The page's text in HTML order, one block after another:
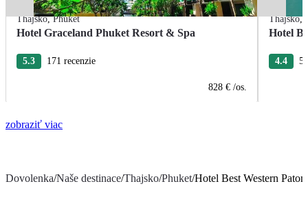
Thajsko,Phuket
Hotel Graceland Phuket Resort & Spa
5.3 171 recenzie
828 € /os.
Thajsko,
Hotel
4.4 5
zobraziť viac
Dovolenka/Naše destinace/Thajsko/Phuket/Hotel Best Western